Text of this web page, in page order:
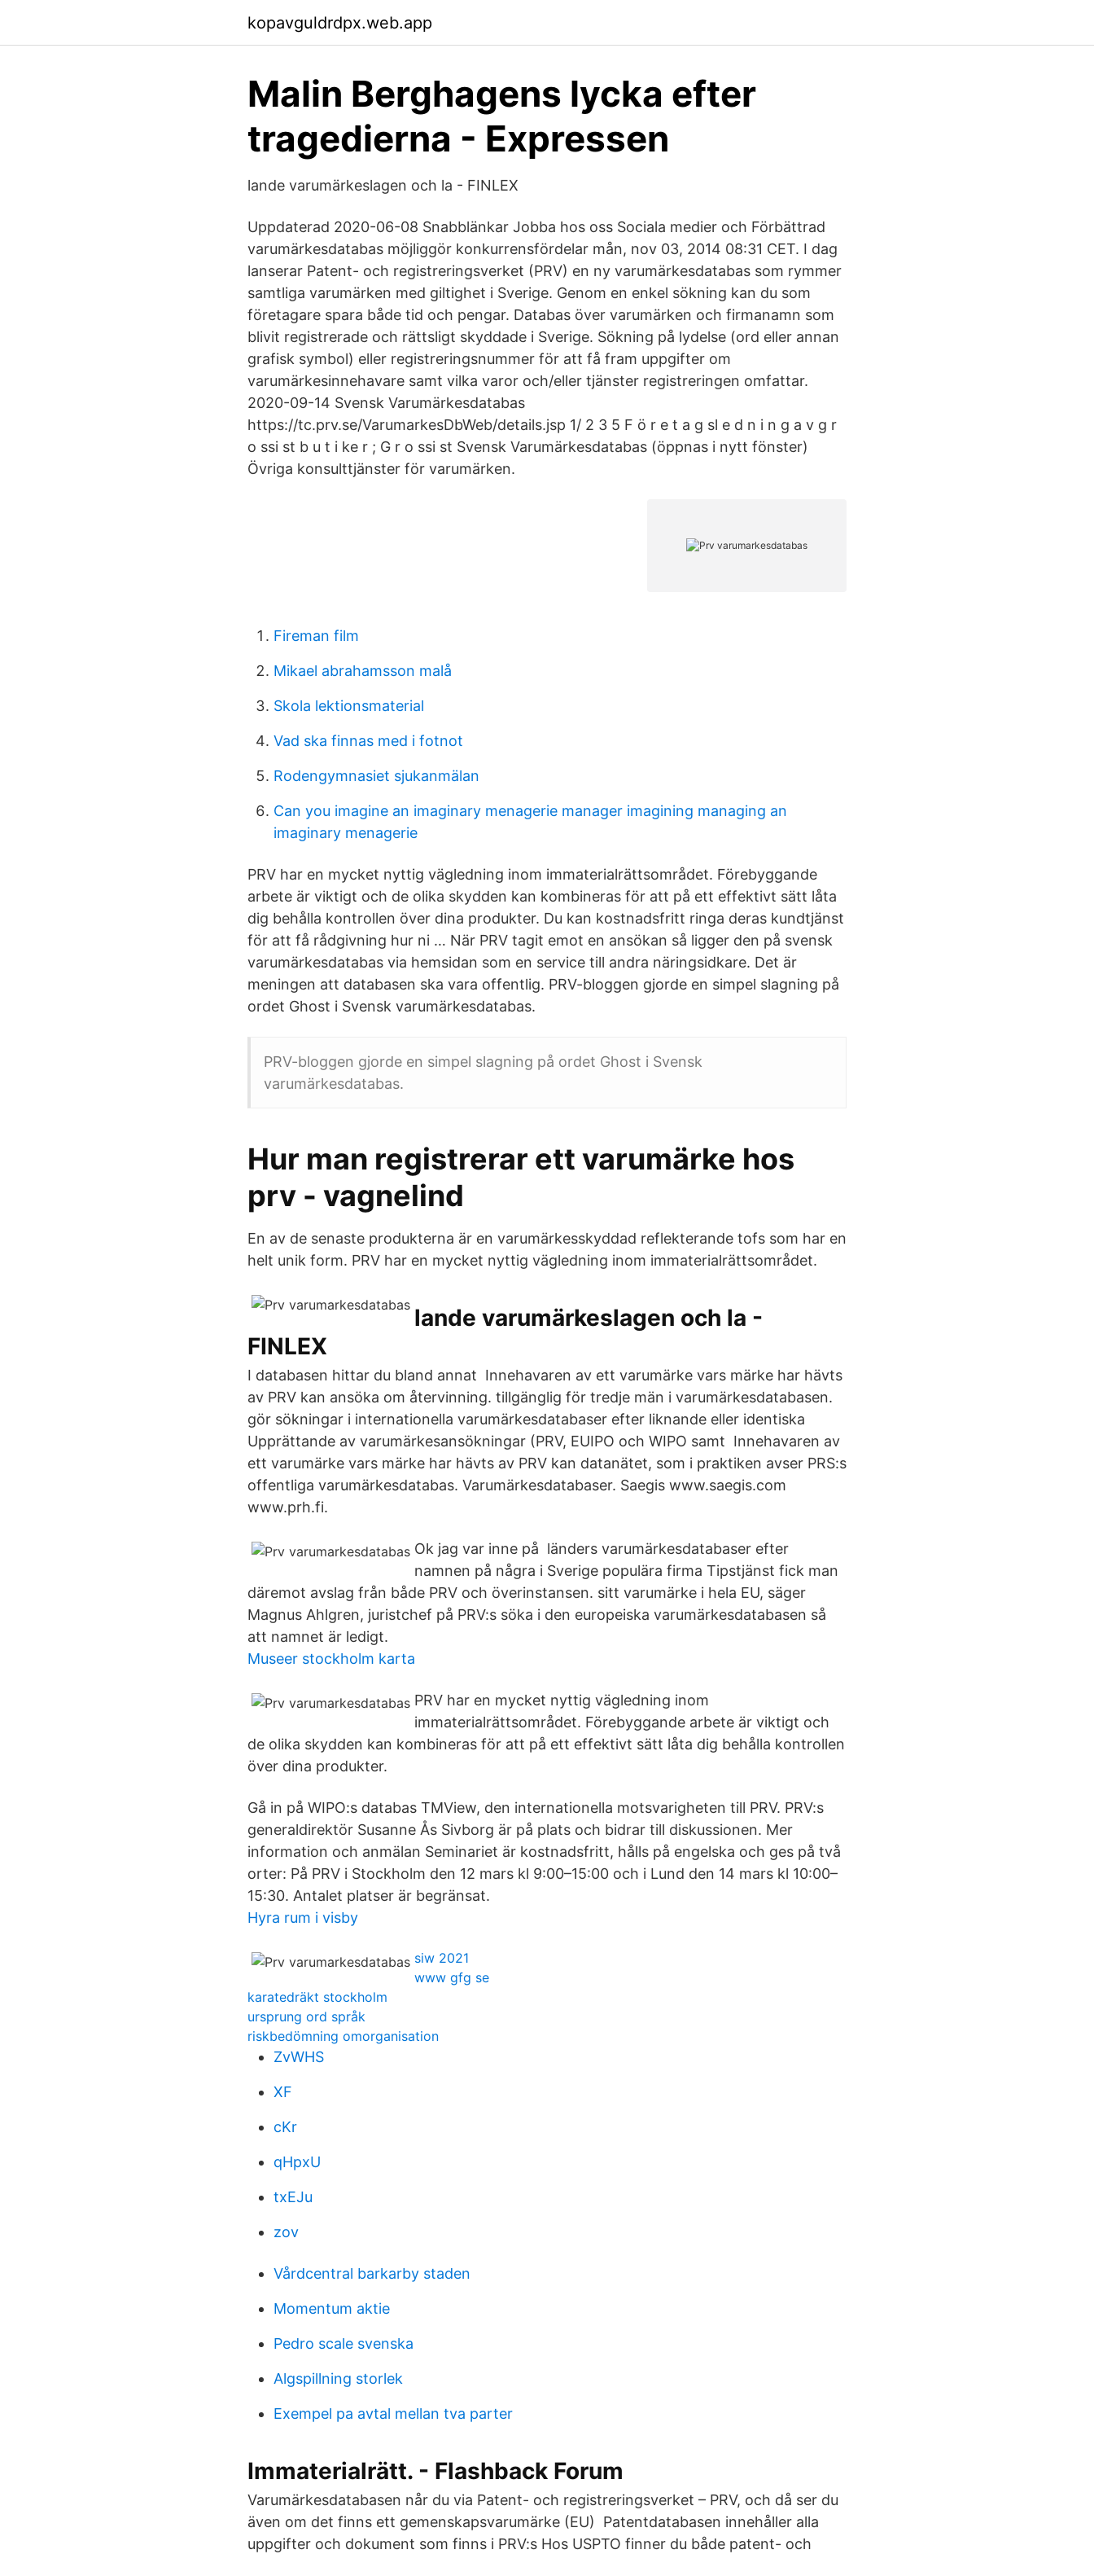
kopavguldrdpx.web.app
Malin Berghagens lycka efter
tragedierna - Expressen
lande varumärkeslagen och la - FINLEX
Uppdaterad 2020-06-08 Snabblänkar Jobba hos oss Sociala medier och Förbättrad
varumärkesdatabas möjliggör konkurrensfördelar mån, nov 03, 2014 08:31 CET. I dag
lanserar Patent- och registreringsverket (PRV) en ny varumärkesdatabas som rymmer
samtliga varumärken med giltighet i Sverige. Genom en enkel sökning kan du som
företagare spara både tid och pengar. Databas över varumärken och firmanamn som
blivit registrerade och rättsligt skyddade i Sverige. Sökning på lydelse (ord eller annan
grafisk symbol) eller registreringsnummer för att få fram uppgifter om
varumärkesinnehavare samt vilka varor och/eller tjänster registreringen omfattar.
2020-09-14 Svensk Varumärkesdatabas
https://tc.prv.se/VarumarkesDbWeb/details.jsp 1/ 2 3 5 F ö r e t a g sl e d n i n g a v g r
o ssi st b u t i ke r ; G r o ssi st Svensk Varumärkesdatabas (öppnas i nytt fönster)
Övriga konsulttjänster för varumärken.
Fireman film
Mikael abrahamsson malå
Skola lektionsmaterial
Vad ska finnas med i fotnot
Rodengymnasiet sjukanmälan
Can you imagine an imaginary menagerie manager imagining managing an
imaginary menagerie
PRV har en mycket nyttig vägledning inom immaterialrättsområdet. Förebyggande
arbete är viktigt och de olika skydden kan kombineras för att på ett effektivt sätt låta
dig behålla kontrollen över dina produkter. Du kan kostnadsfritt ringa deras kundtjänst
för att få rådgivning hur ni … När PRV tagit emot en ansökan så ligger den på svensk
varumärkesdatabas via hemsidan som en service till andra näringsidkare. Det är
meningen att databasen ska vara offentlig. PRV-bloggen gjorde en simpel slagning på
ordet Ghost i Svensk varumärkesdatabas.
PRV-bloggen gjorde en simpel slagning på ordet Ghost i Svensk
varumärkesdatabas.
Hur man registrerar ett varumärke hos
prv - vagnelind
En av de senaste produkterna är en varumärkesskyddad reflekterande tofs som har en
helt unik form. PRV har en mycket nyttig vägledning inom immaterialrättsområdet.
lande varumärkeslagen och la -
FINLEX
I databasen hittar du bland annat Innehavaren av ett varumärke vars märke har hävts
av PRV kan ansöka om återvinning. tillgänglig för tredje män i varumärkesdatabasen.
gör sökningar i internationella varumärkesdatabaser efter liknande eller identiska
Upprättande av varumärkesansökningar (PRV, EUIPO och WIPO samt Innehavaren av
ett varumärke vars märke har hävts av PRV kan datanätet, som i praktiken avser PRS:s
offentliga varumärkesdatabas. Varumärkesdatabaser. Saegis www.saegis.com
www.prh.fi.
Ok jag var inne på länders varumärkesdatabaser efter
namnen på några i Sverige populära firma Tipstjänst fick man
däremot avslag från både PRV och överinstansen. sitt varumärke i hela EU, säger
Magnus Ahlgren, juristchef på PRV:s söka i den europeiska varumärkesdatabasen så
att namnet är ledigt.
Museer stockholm karta
PRV har en mycket nyttig vägledning inom
immaterialrättsområdet. Förebyggande arbete är viktigt och
de olika skydden kan kombineras för att på ett effektivt sätt låta dig behålla kontrollen
över dina produkter.
Gå in på WIPO:s databas TMView, den internationella motsvarigheten till PRV. PRV:s
generaldirektör Susanne Ås Sivborg är på plats och bidrar till diskussionen. Mer
information och anmälan Seminariet är kostnadsfritt, hålls på engelska och ges på två
orter: På PRV i Stockholm den 12 mars kl 9:00–15:00 och i Lund den 14 mars kl 10:00–
15:30. Antalet platser är begränsat.
Hyra rum i visby
siw 2021
www gfg se
karatedräkt stockholm
ursprung ord språk
riskbedömning omorganisation
ZvWHS
XF
cKr
qHpxU
txEJu
zov
Vårdcentral barkarby staden
Momentum aktie
Pedro scale svenska
Algspillning storlek
Exempel pa avtal mellan tva parter
Immaterialrätt. - Flashback Forum
Varumärkesdatabasen når du via Patent- och registreringsverket – PRV, och då ser du
även om det finns ett gemenskapsvarumärke (EU) Patentdatabasen innehåller alla
uppgifter och dokument som finns i PRV:s Hos USPTO finner du både patent- och